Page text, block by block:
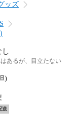
ッズ
あるが、目立たない
)
送